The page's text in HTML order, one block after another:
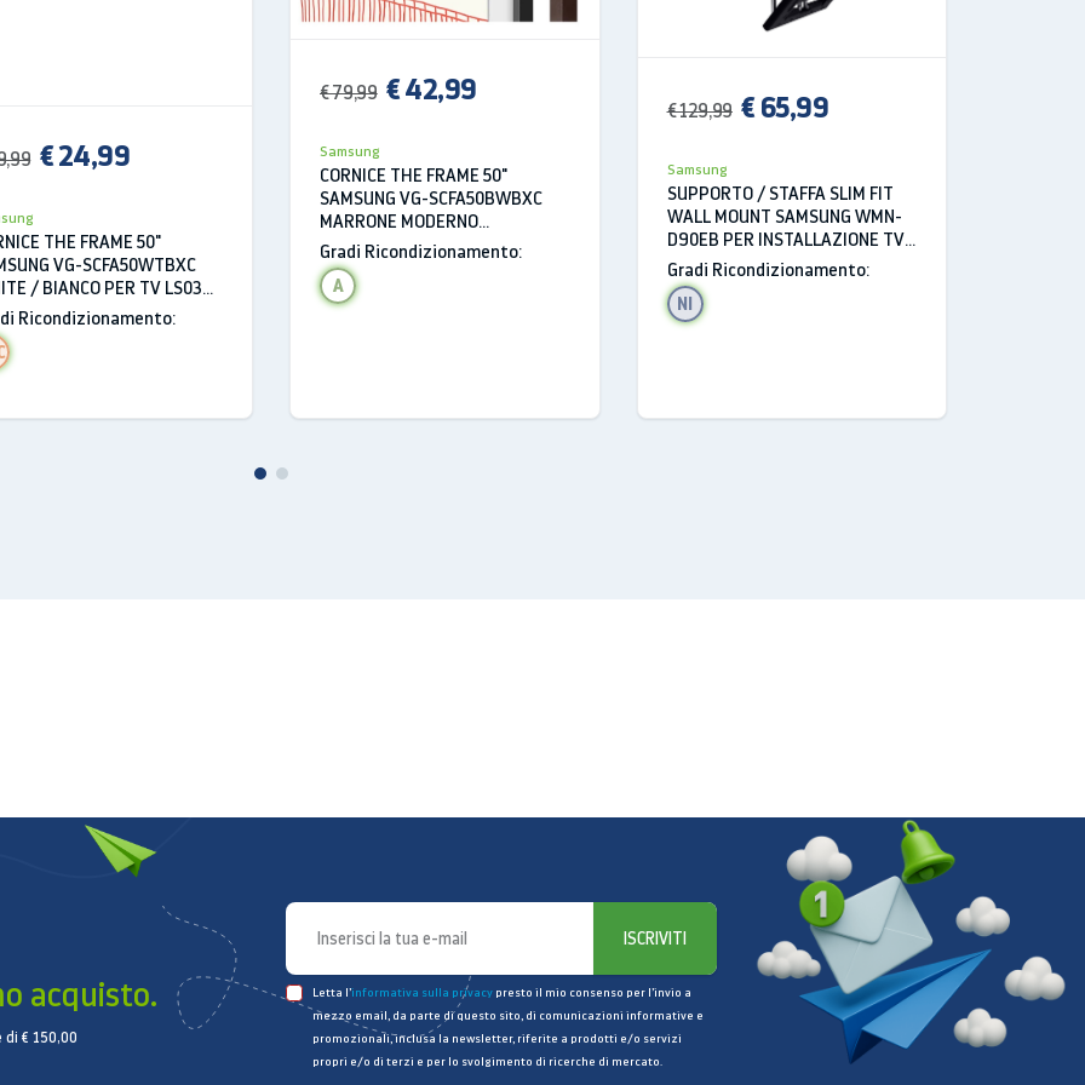
€ 24,99
THE FRAME 50"
VG-SCFA50WTBXC
/ BIANCO PER TV LS03A
e LS03B 2022
Ricondizionamento:
€ 79,99 € 42,99
Samsung
CORNICE THE FRAME 50"
SAMSUNG VG-SCFA50BWBXC
MARRONE MODERNO
REFRUBSIHED PER TV LS03A
2021 e LS03B 2022
Gradi Ricondizionamento:
A
€ 129,99 € 65,99
Samsung
SUPPORTO / STAFFA SLIM FIT
WALL MOUNT SAMSUNG WMN-
D90EB PER INSTALLAZIONE TV
A PARETE (98-100-115”)
Gradi Ricondizionamento:
NI
acquisto.
€ 150,00
ISCRIVITI
Letta l’informativa sulla privacy presto il mio consenso per l’invio a
mezzo email, da parte di questo sito, di comunicazioni informative e
promozionali, inclusa la newsletter, riferite a prodotti e/o servizi
propri e/o di terzi e per lo svolgimento di ricerche di mercato.